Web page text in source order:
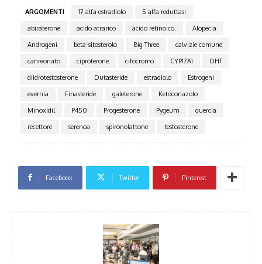
ARGOMENTI 17 alfa estradiolo
5 alfa reduttasi
abiraterone
acido atrarico acido retinoico.
Alopecia
Androgeni
beta-sitosterolo Big Three
calvizie comune
canreonato
ciproterone citocromo CYP17A1
DHT
diidrotestosterone
Dutasteride estradiolo
Estrogeni
evernia
Finasteride galeterone
Ketoconazolo
Minoxidil
P450 Progesterone Pygeum
quercia
recettore
serenoa spironolattone testosterone
Facebook Twitter Pinterest